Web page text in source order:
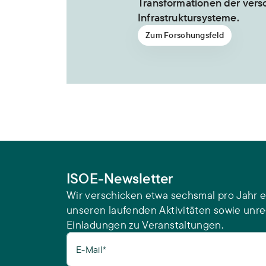
Infrastruktursysteme.
Zum Forschungsfeld
ISOE-Newsletter
Wir verschicken etwa sechsmal pro Jahr
unseren laufenden Aktivitäten sowie
Einladungen zu Veranstaltungen.
E-Mail*